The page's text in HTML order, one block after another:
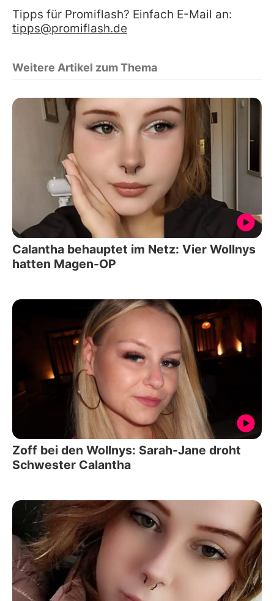
Tipps für Promiflash? Einfach E-Mail an:
tipps@promiflash.de
Weitere Artikel zum Thema
Calantha behauptet im Netz: Vier Wollnys
hatten Magen-OP
Zoff bei den Wollnys: Sarah-Jane droht
Schwester Calantha